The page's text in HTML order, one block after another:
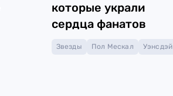
которые украли
сердца фанатов
Звезды Пол Мескал Уэнсдэй